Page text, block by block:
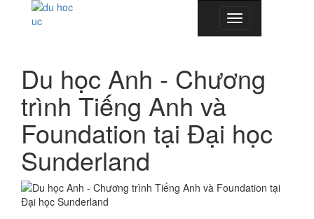
Toggle
navigation
Du học Anh - Chương
trình Tiếng Anh và
Foundation tại Đại học
Sunderland